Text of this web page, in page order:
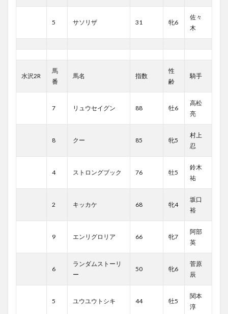
5 サソリザ 31 牝6
佐々
木
水沢2R
馬
番
馬名 指数
性
齢
騎手
7 リュウセイグン 88 牡6
高松
亮
8 クー 85 牝5
村上
忍
4 ストロングブック 76 牡5
鈴木
祐
2 キッカケ 68 牝4
坂口
裕
9 エンリグロリア 66 牝7
阿部
英
6
ランダムストーリ
ー
50 牝6
菅原
辰
5 ユウユウトシキ 44 牡5
関本
淳